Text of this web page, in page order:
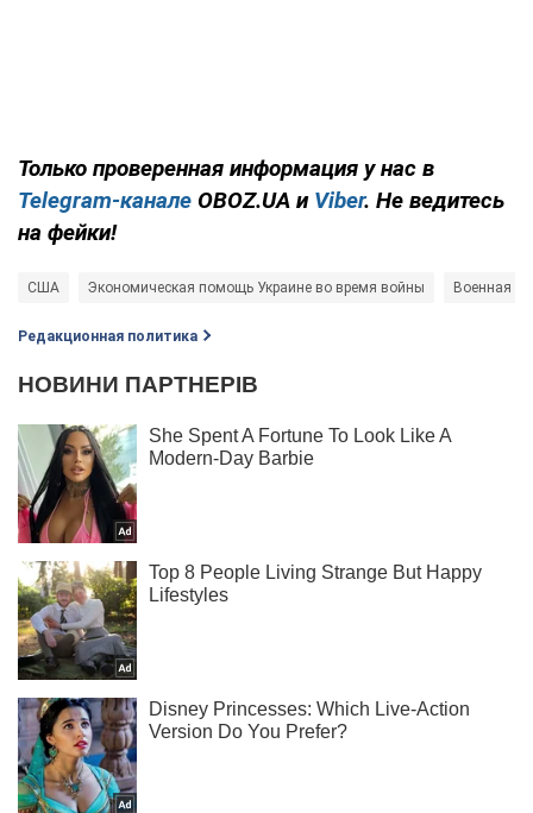
Только проверенная информация у нас в
Telegram-канале OBOZ.UA и Viber. Не ведитесь
на фейки!
США Экономическая помощь Украине во время войны Военная
Редакционная политика